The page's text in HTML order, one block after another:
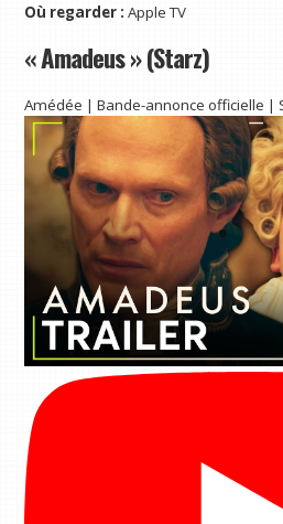
Où regarder :Apple TV
« Amadeus » (Starz)
Amédée | Bande-annonce officielle |